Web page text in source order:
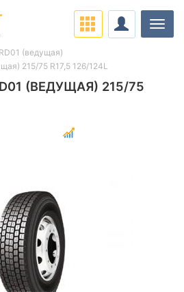
(ВЕДУЩАЯ) 215/75
(ведущая)
215/75 R17,5 126/124L